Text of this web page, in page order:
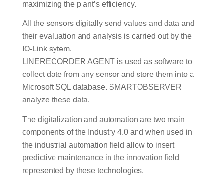
maximizing the plant’s efficiency.
All the sensors digitally send values and data and
their evaluation and analysis is carried out by the
IO-Link sytem.
LINERECORDER AGENT is used as software to
collect date from any sensor and store them into a
Microsoft SQL database. SMARTOBSERVER
analyze these data.
The digitalization and automation are two main
components of the Industry 4.0 and when used in
the industrial automation field allow to insert
predictive maintenance in the innovation field
represented by these technologies.